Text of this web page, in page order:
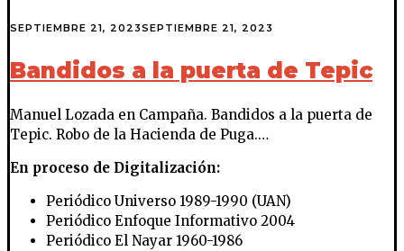
SEPTIEMBRE 21, 2023SEPTIEMBRE 21, 2023
Bandidos a la puerta de Tepic
Manuel Lozada en Campaña. Bandidos a la puerta de
Tepic. Robo de la Hacienda de Puga.…
En proceso de Digitalización:
Periódico Universo 1989-1990 (UAN)
Periódico Enfoque Informativo 2004
Periódico El Nayar 1960-1986